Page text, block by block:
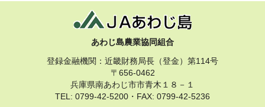
あわじ島農業協同組合
登録金融機関：近畿財務局長（登金）第114号
〒656-0462
兵庫県南あわじ市市青木１８－１
TEL: 0799-42-5200・FAX: 0799-42-5236